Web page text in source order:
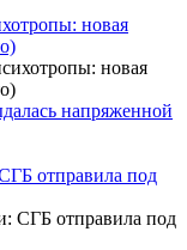
новая
напряженной
отправила под